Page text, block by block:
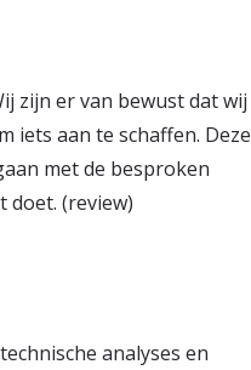
zijn er van bewust dat wij
iets aan te schaffen. Deze
met de besproken
doet. (review)
analyses en